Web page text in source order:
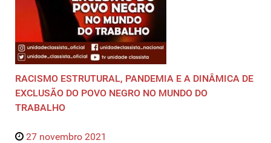
RACISMO ESTRUTURAL, PANDEMIA E A DINÂMICA DE
EXCLUSÃO DO POVO NEGRO NO MUNDO DO
TRABALHO
27 novembro 2021